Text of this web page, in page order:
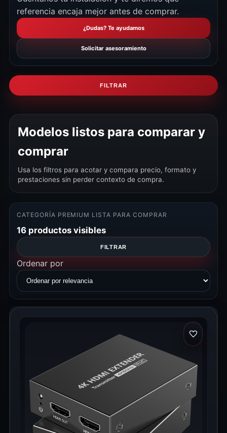
referencia encaja mejor antes de comprar.
¿Dudas? Te ayudamos
Solicitar asesoramiento
FILTRAR
Modelos listos para comparar y
comprar
Usa los filtros para acotar y compara precio, formato y
prestaciones sin perder contexto de compra.
CATEGORÍA PREMIUM LISTA PARA COMPRAR
16 productos visibles
FILTRAR
Ordenar por